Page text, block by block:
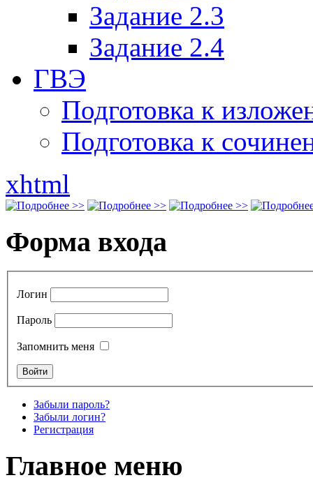
Задание 2.3
Задание 2.4
ГВЭ
Подготовка к
Подготовка к
xhtml
Форма входа
Логин
Пароль
Запомнить меня
Забыли пароль?
Забыли логин?
Регистрация
Главное меню